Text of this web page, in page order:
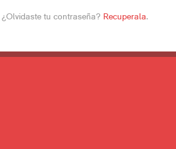
¿Olvidaste tu contraseña? Recuperala.